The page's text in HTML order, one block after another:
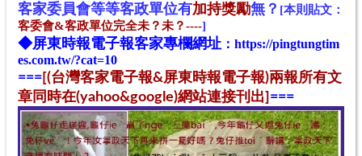
客家委員會等等客政單位有加持獎勵無？ [本則貼文：
客委會&客政單位完全未？未？----]
◆屏東時報電子報客家專欄網址 ： https://pingtungtim
es.com.tw/?cat=10
===[(台灣客家電子報&屏東時報電子報)兩報所有文
章同時在(yahoo&google)網站連接刊出] ===